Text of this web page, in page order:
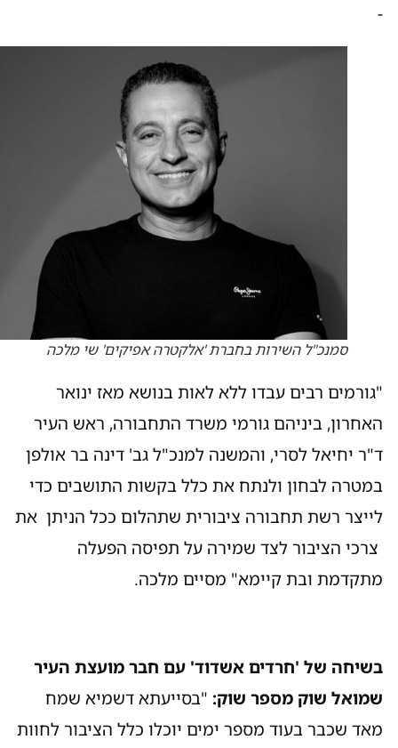
סמנכ"ל השירות בחברת 'אלקטרה אפיקים' שי מלכה
"גורמים רבים עבדו ללא לאות בנושא מאז ינואר
האחרון, ביניהם גורמי משרד התחבורה, ראש העיר
ד"ר יחיאל לסרי, והמשנה למנכ"ל גב' דינה בר אולפן
במטרה לבחון ולנתח את כלל בקשות התושבים כדי
לייצר רשת תחבורה ציבורית שתהלום ככל הניתן את
צרכי הציבור לצד שמירה על תפיסה הפעלה
מתקדמת ובת קיימא" מסיים מלכה.
בשיחה של 'חרדים אשדוד' עם חבר מועצת העיר
שמואל שוק מספר שוק:"בסייעתא דשמיא שמח
מאד שכבר בעוד מספר ימים יוכלו כלל הציבור לחוות